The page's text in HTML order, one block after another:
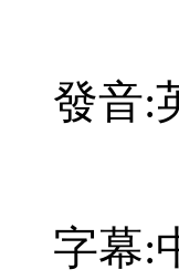
發音:
字幕: